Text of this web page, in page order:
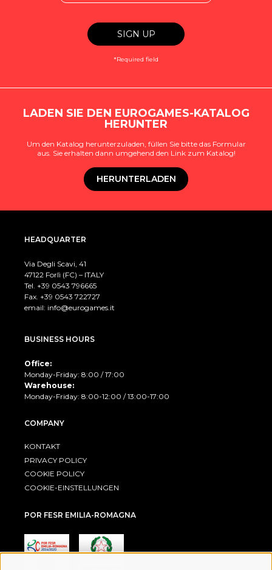
*Required field
LADEN SIE DEN EUROGAMES-KATALOG
HERUNTER
Um den Katalog herunterzuladen, füllen Sie bitte das Formular
aus. Sie erhalten dann umgehend den Link zum Katalog!
HERUNTERLADEN
HEADQUARTER
Via Degli Scavi, 41
47122 Forlì (FC) – ITALY
Tel. +39 0543 796665
Fax. +39 0543 722727
email: info@eurogames.it
BUSINESS HOURS
Office:
Monday-Friday: 8:00 / 17:00
Warehouse:
Monday-Friday: 8:00-12:00 / 13:00-17:00
COMPANY
KONTAKT
PRIVACY POLICY
COOKIE POLICY
COOKIE-EINSTELLUNGEN
POR FESR EMILIA-ROMAGNA